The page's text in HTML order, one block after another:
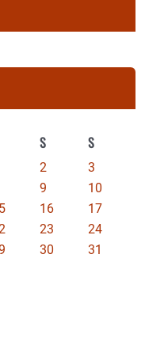
S S
2
3
9
10
16
17
23
24
30
31